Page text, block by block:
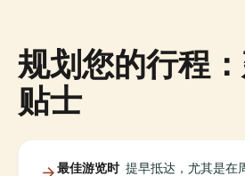
规划您的行程
贴士
最佳游览时 提早抵达，尤其是在